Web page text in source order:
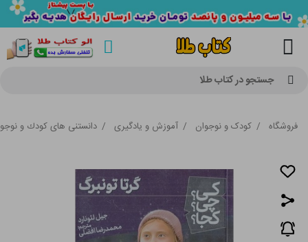
جستجو در کتاب طلا
فروشگاه / کودک و نوجوان / آموزش و یادگیری / دانستنی های كودك و